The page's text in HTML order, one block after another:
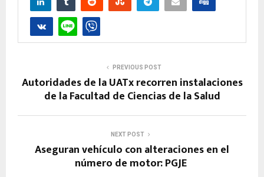
PREVIOUS POST
Autoridades de la UATx recorren instalaciones
de la Facultad de Ciencias de la Salud
NEXT POST
Aseguran vehículo con alteraciones en el
número de motor: PGJE